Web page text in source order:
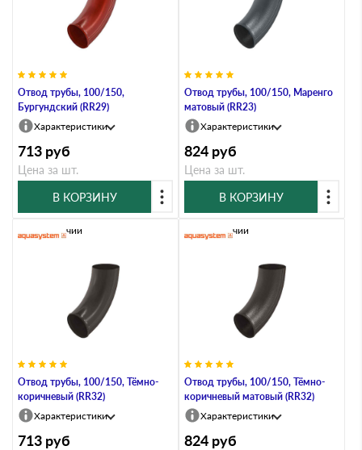
Отвод трубы, 100/150,
Бургундский (RR29)
Характеристики
713 руб
Цена за шт.
В КОРЗИНУ
Отвод трубы, 100/150, Маренго
матовый (RR23)
Характеристики
824 руб
Цена за шт.
В КОРЗИНУ
Отвод трубы, 100/150, Тёмно-
коричневый (RR32)
В наличии
Характеристики
713 руб
Отвод трубы, 100/150, Тёмно-
коричневый матовый (RR32)
В наличии
Характеристики
824 руб